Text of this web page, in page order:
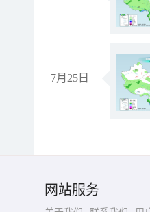
7月25日
网站服务